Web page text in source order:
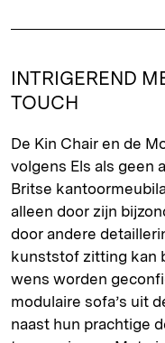
INTRIGEREND
TOUCH
De Kin Chair en de
volgens Els als geen
Britse
alleen door zijn
door andere
kunststof zitting kan
wens worden
modulaire sofa’s uit
naast hun prachtige